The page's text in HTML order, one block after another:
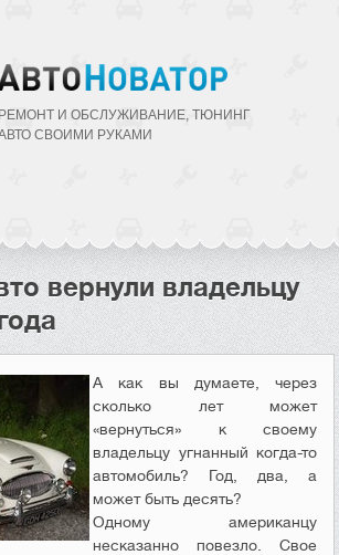
РЕМОНТ И ОБСЛУЖИВАНИЕ, ТЮНИНГ
CВОИМИ РУКАМИ
вернули владельцу
А как вы думаете, через
сколько лет может
«вернуться» к своему
владельцу угнанный когда-то
автомобиль? Год, два, а
может быть десять?
Одному американцу
несказанно повезло. Свое